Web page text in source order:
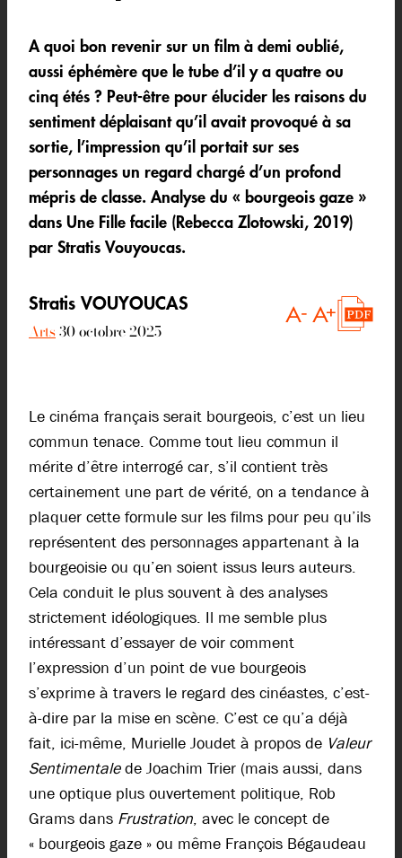
A quoi bon revenir sur un film à demi oublié,
aussi éphémère que le tube d’il y a quatre ou
cinq étés ? Peut-être pour élucider les raisons du
sentiment déplaisant qu’il avait provoqué à sa
sortie, l’impression qu’il portait sur ses
personnages un regard chargé d’un profond
mépris de classe. Analyse du « bourgeois gaze »
dans Une Fille facile (Rebecca Zlotowski, 2019)
par Stratis Vouyoucas.
Stratis VOUYOUCAS
Arts 30 octobre 2025
Le cinéma français serait bourgeois, c’est un lieu
commun tenace. Comme tout lieu commun il
mérite d’être interrogé car, s’il contient très
certainement une part de vérité, on a tendance à
plaquer cette formule sur les films pour peu qu’ils
représentent des personnages appartenant à la
bourgeoisie ou qu’en soient issus leurs auteurs.
Cela conduit le plus souvent à des analyses
strictement idéologiques. Il me semble plus
intéressant d’essayer de voir comment
l’expression d’un point de vue bourgeois
s’exprime à travers le regard des cinéastes, c’est-
à-dire par la mise en scène. C’est ce qu’a déjà
fait, ici-même, Murielle Joudet à propos de Valeur
Sentimentalede Joachim Trier (mais aussi, dans
une optique plus ouvertement politique, Rob
Grams dans Frustration, avec le concept de
« bourgeois gaze » ou même François Bégaudeau